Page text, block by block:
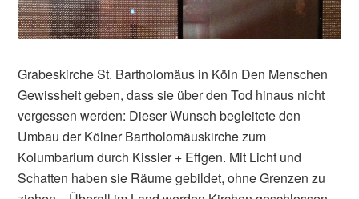
Grabeskirche St. Bartholomäus in Köln Den Menschen
Gewissheit geben, dass sie über den Tod hinaus nicht
vergessen werden: Dieser Wunsch begleitete den
Umbau der Kölner Bartholomäuskirche zum
Kolumbarium durch Kissler + Effgen. Mit Licht und
Schatten haben sie Räume gebildet, ohne Grenzen zu